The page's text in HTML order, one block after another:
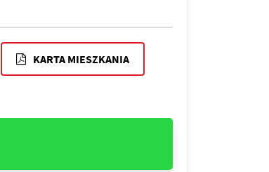
KARTA MIESZKANIA